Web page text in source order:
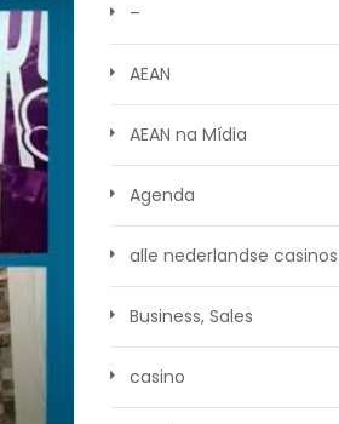
–
AEAN
AEAN na Mídia
Agenda
alle nederlandse
Business, Sales
casino